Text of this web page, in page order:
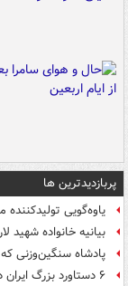
پربازدیدترین ها
یاوه‌گویی تولیدکننده
بیانیه خانواده شهید
پادشاه سنگین‌وزنی
۶ دستاورد بزرگ ایران در ۱۶۰ روز رهبری رهبر انقلاب